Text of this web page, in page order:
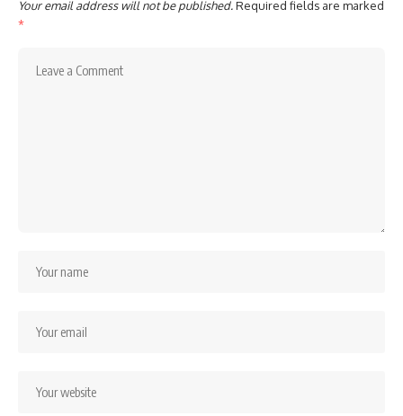
Your email address will not be published.Required fields are marked
*